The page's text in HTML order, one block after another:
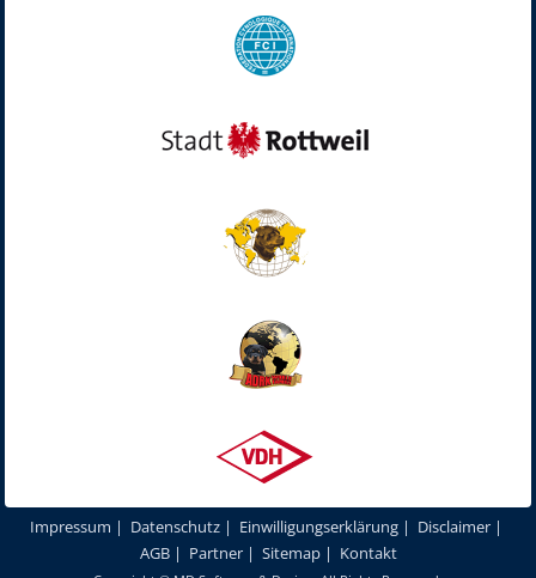
Impressum | Datenschutz | Einwilligungserklärung | Disclaimer |
AGB| Partner| Sitemap| Kontakt